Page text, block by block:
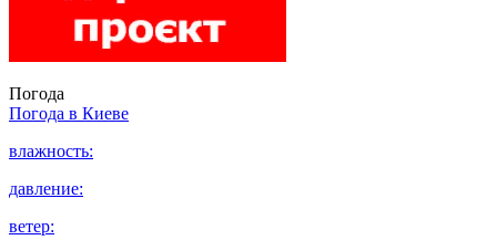
Погода
Погода в Киеве
влажность:
давление:
ветер: